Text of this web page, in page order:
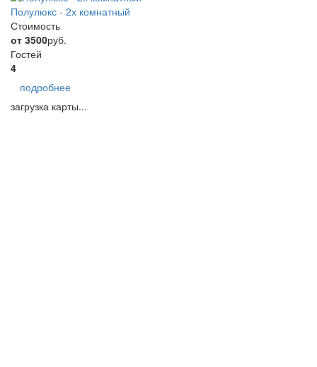
Полулюкс - 2х комнатный
Стоимость
от 3500руб.
Гостей
4
подробнее
загрузка карты...